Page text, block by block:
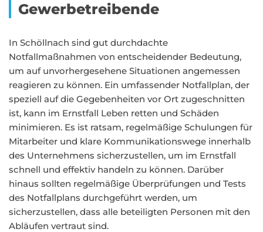
Gewerbetreibende
In Schöllnach sind gut durchdachte
Notfallmaßnahmen von entscheidender Bedeutung,
um auf unvorhergesehene Situationen angemessen
reagieren zu können. Ein umfassender Notfallplan, der
speziell auf die Gegebenheiten vor Ort zugeschnitten
ist, kann im Ernstfall Leben retten und Schäden
minimieren. Es ist ratsam, regelmäßige Schulungen für
Mitarbeiter und klare Kommunikationswege innerhalb
des Unternehmens sicherzustellen, um im Ernstfall
schnell und effektiv handeln zu können. Darüber
hinaus sollten regelmäßige Überprüfungen und Tests
des Notfallplans durchgeführt werden, um
sicherzustellen, dass alle beteiligten Personen mit den
Abläufen vertraut sind.